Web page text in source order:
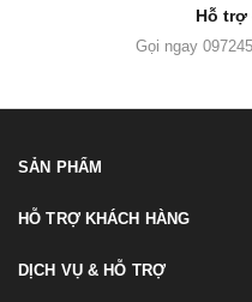
Hỗ trợ
Gọi ngay
SẢN PHẨM
HỖ TRỢ KHÁCH HÀNG
DỊCH VỤ & HỖ TRỢ